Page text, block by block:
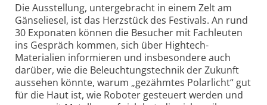
Die Ausstellung, untergebracht in einem Zelt am
Gänseliesel, ist das Herzstück des Festivals. An rund
30 Exponaten können die Besucher mit Fachleuten
ins Gespräch kommen, sich über Hightech-
Materialien informieren und insbesondere auch
darüber, wie die Beleuchtungstechnik der Zukunft
aussehen könnte, warum „gezähmtes Polarlicht“ gut
für die Haut ist, wie Roboter gesteuert werden und